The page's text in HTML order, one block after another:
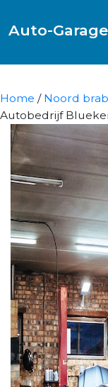
Auto-
Home / Noord
Autobedrijf